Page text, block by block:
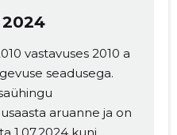
vastavuses 2010 a
seadusega.
aruanne ja on